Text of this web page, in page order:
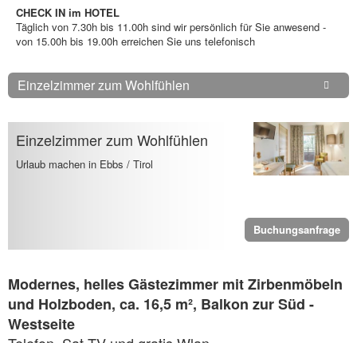
CHECK IN im HOTEL
Täglich von 7.30h bis 11.00h sind wir persönlich für Sie anwesend -
von 15.00h bis 19.00h erreichen Sie uns telefonisch
Einzelzimmer zum Wohlfühlen
Einzelzimmer zum Wohlfühlen
Urlaub machen in Ebbs / Tirol
Buchungsanfrage
Modernes, helles Gästezimmer mit Zirbenmöbeln
und Holzboden, ca. 16,5 m², Balkon zur Süd -
Westseite